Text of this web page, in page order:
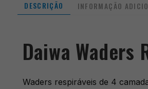
DESCRIÇÃO INFORMAÇÃO
Daiwa Waders
Waders respiráveis ​​de 4